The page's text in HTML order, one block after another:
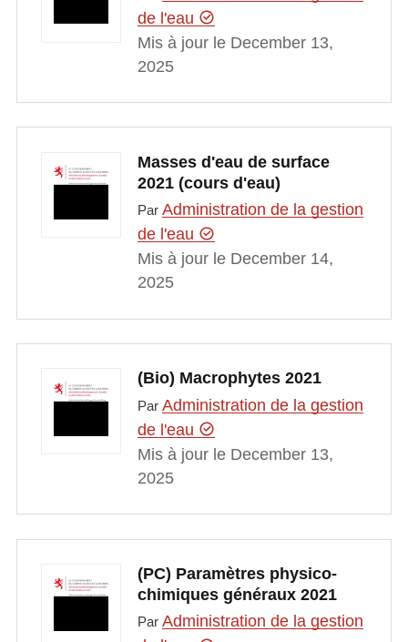
de l'eau
Mis à jour le December 13,
2025
Masses d'eau de surface
2021 (cours d'eau)
Par Administration de la gestion
de l'eau
Mis à jour le December 14,
2025
(Bio) Macrophytes 2021
Par Administration de la gestion
de l'eau
Mis à jour le December 13,
2025
(PC) Paramètres physico-
chimiques généraux 2021
Par Administration de la gestion